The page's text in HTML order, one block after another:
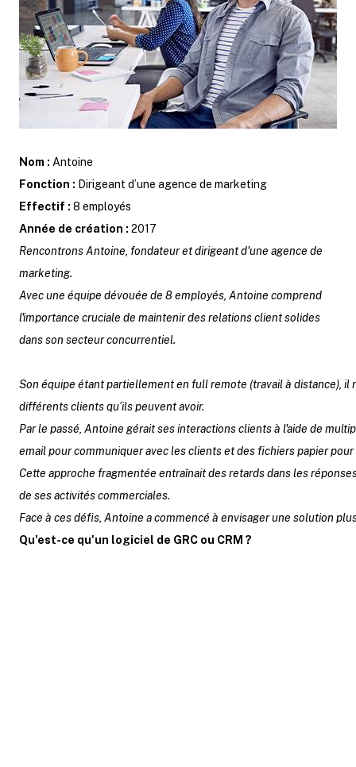
Nom : Antoine
Fonction : Dirigeant d’une agence de marketing
Effectif : 8 employés
Année de création : 2017
Rencontrons Antoine, fondateur et dirigeant d'une agence de
marketing.
Avec une équipe dévouée de 8 employés, Antoine comprend
l'importance cruciale de maintenir des relations client solides
dans son secteur concurrentiel.
Son équipe étant partiellement en full remote (travail à distance),
différents clients qu’ils peuvent avoir.
Par le passé, Antoine gérait ses interactions clients à l'aide de
email pour communiquer avec les clients et des fichiers papier
Cette approche fragmentée entraînait des retards dans les
de ses activités commerciales.
Face à ces défis, Antoine a commencé à envisager une solution
Qu'est-ce qu'un logiciel de GRC ou CRM ?